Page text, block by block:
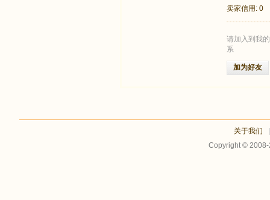
卖家信用: 0
请加入到我
系
加为好友
关于我们
Copyright ©